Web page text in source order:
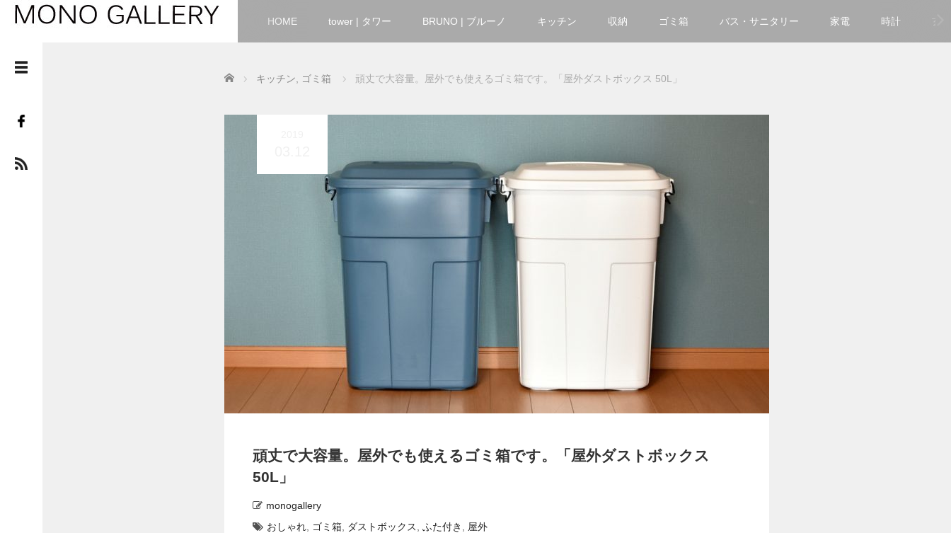
HOME tower | タワー BRUNO | ブルーノ キッチン 収納 ゴミ箱 バス・サニタリー 家電 時計 玄
Home キッチン ゴミ箱 頑丈で大容量。屋外でも使えるゴミ箱です。「屋外ダストボックス 50L」
頑丈で大容量。屋外でも使えるゴミ箱です。「屋外ダストボックス
50L」
monogallery
おしゃれ
ゴミ箱 ダストボックス ふた付き
屋外